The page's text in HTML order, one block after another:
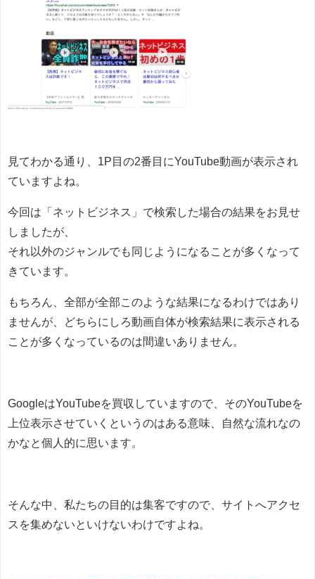
見てわかる通り、1P目の2番目にYouTube動画が表示され
ていますよね。
今回は「ネットビジネス」で検索した場合の結果をお見せ
しましたが、
それ以外のジャンルでも同じようになることが多くなって
きています。
もちろん、全部が全部このような結果になるわけではあり
ませんが、どちらにしろ動画自体が検索結果に表示される
ことが多くなっているのは間違いありません。
GoogleはYouTubeを買収していますので、そのYouTubeを
上位表示させていくというのはある意味、自然な流れなの
かなと個人的に思います。
そんな中、私たちの目的は集客ですので、サイトへアクセ
スを集めないといけないわけですよね。